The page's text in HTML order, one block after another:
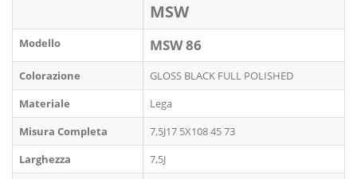
MSW
Modello MSW 86
Colorazione
GLOSS BLACK FULL POLISHED
Materiale
Lega
Misura Completa
7,5J17 5X108 45 73
Larghezza
7,5J